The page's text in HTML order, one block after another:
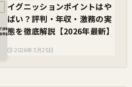
イグニッションポイントはや
ばい？評判・年収・激務の実
態を徹底解説【2026年最新】
2026年3月25日